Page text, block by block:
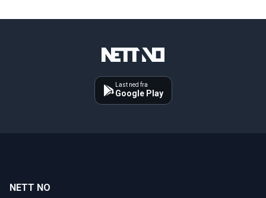
Last ned fra
Google Play
NETT NO